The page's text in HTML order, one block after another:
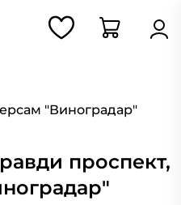
"Виноградар"
проспект,